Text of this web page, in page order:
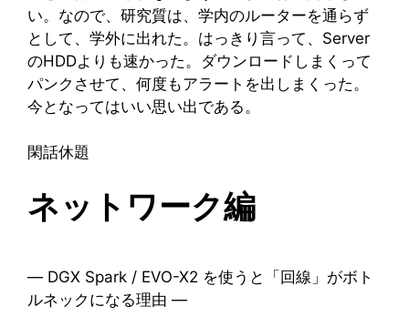
い。なので、研究質は、学内のルーターを通らず
として、学外に出れた。はっきり言って、Server
のHDDよりも速かった。ダウンロードしまくって
パンクさせて、何度もアラートを出しまくった。
今となってはいい思い出である。
閑話休題
ネットワーク編
― DGX Spark / EVO-X2 を使うと「回線」がボト
ルネックになる理由 ―